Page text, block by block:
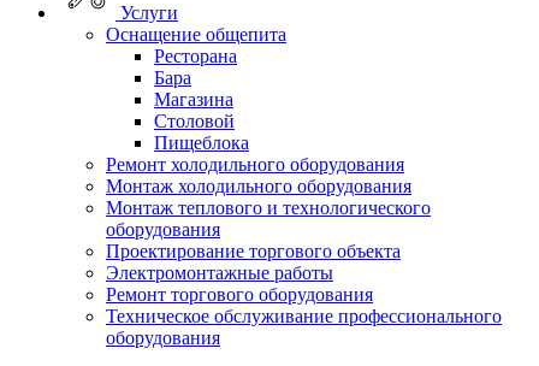
Услуги
Оснащение общепита
Ресторана
Бара
Магазина
Столовой
Пищеблока
Ремонт холодильного оборудования
Монтаж холодильного оборудования
Монтаж теплового и технологического
оборудования
Проектирование торгового объекта
Электромонтажные работы
Ремонт торгового оборудования
Техническое обслуживание профессионального
оборудования